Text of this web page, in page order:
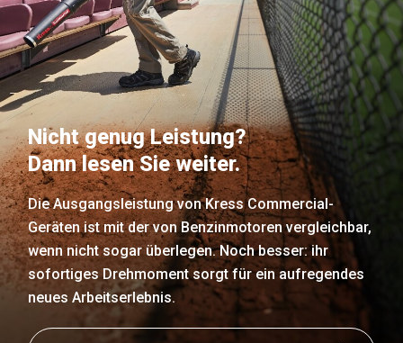
Nicht genug Leistung?
Dann lesen Sie weiter.
Die Ausgangsleistung von Kress Commercial-
Geräten ist mit der von Benzinmotoren vergleichbar,
wenn nicht sogar überlegen. Noch besser: ihr
sofortiges Drehmoment sorgt für ein aufregendes
neues Arbeitserlebnis.